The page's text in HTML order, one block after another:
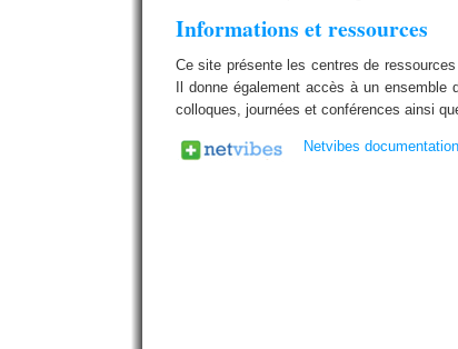
Informations et ressources
Ce site présente les centres de
Il donne également accès à un
colloques, journées et conférences ainsi
Netvibes